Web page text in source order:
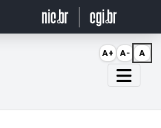
A+ A- A